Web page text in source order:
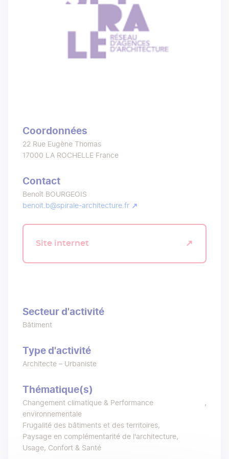
Coordonnées
22 Rue Eugène Thomas
17000 LA ROCHELLE France
Contact
Benoît BOURGEOIS
benoit.b@spirale-architecture.fr
Site internet
Secteur d'activité
Bâtiment
Type d'activité
Architecte – Urbaniste
Thématique(s)
Changement climatique & Performance
environnementale
Frugalité des bâtiments et des territoires
Paysage en complémentarité de l'architecture
Usage, Confort & Santé